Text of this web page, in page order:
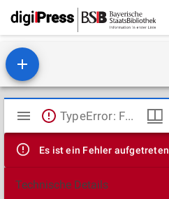
Mirador
Viewer
TypeError: Failed to fetch
Es ist ein Fehler aufgetreten
Technische Details